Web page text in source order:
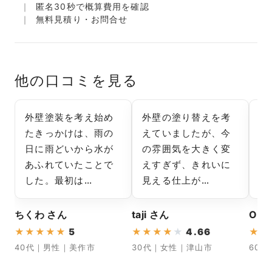
匿名30秒で概算費用を確認
無料見積り・お問合せ
他の口コミを見る
外壁塗装を考え始め
たきっかけは、雨の
日に雨どいから水が
あふれていたことで
した。最初は…
ちくわ さん
★ ★ ★ ★ ★ 5
40代｜男性｜美作市
外壁の塗り替えを考
えていましたが、今
の雰囲気を大きく変
えすぎず、きれいに
見える仕上が…
taji さん
★ ★ ★ ★ ★ 4.66
30代｜女性｜津山市
O さ
★
60代